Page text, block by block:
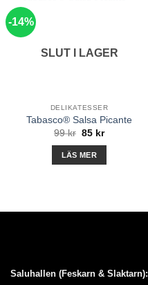
-14%
SLUT I LAGER
DELIKATESSER
Tabasco® Salsa Picante
99kr Det
priset
var:
85 krDet
LÄS MER
Saluhallen (Feskarn & Slaktarn):